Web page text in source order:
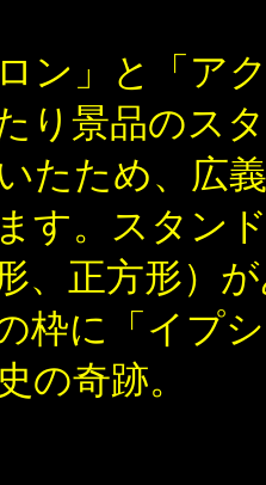
ロン」と「ア
り景品のス
たため、広
す。スタン
、正方形）
の枠に「イプ
の奇跡。